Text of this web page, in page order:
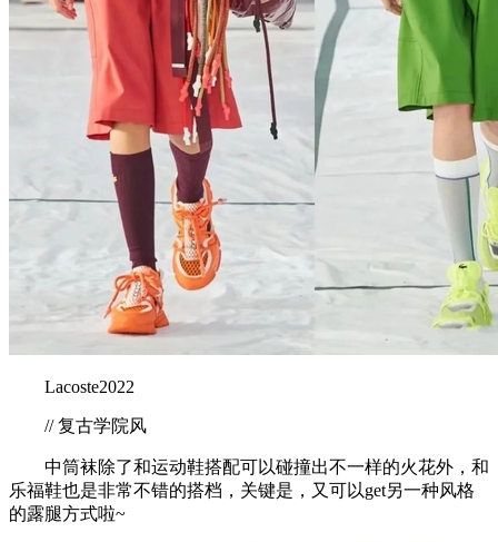
Lacoste2022
// 复古学院风
中筒袜除了和运动鞋搭配可以碰撞出不一样的火花外，和
乐福鞋也是非常不错的搭档，关键是，又可以get另一种风格
的露腿方式啦~